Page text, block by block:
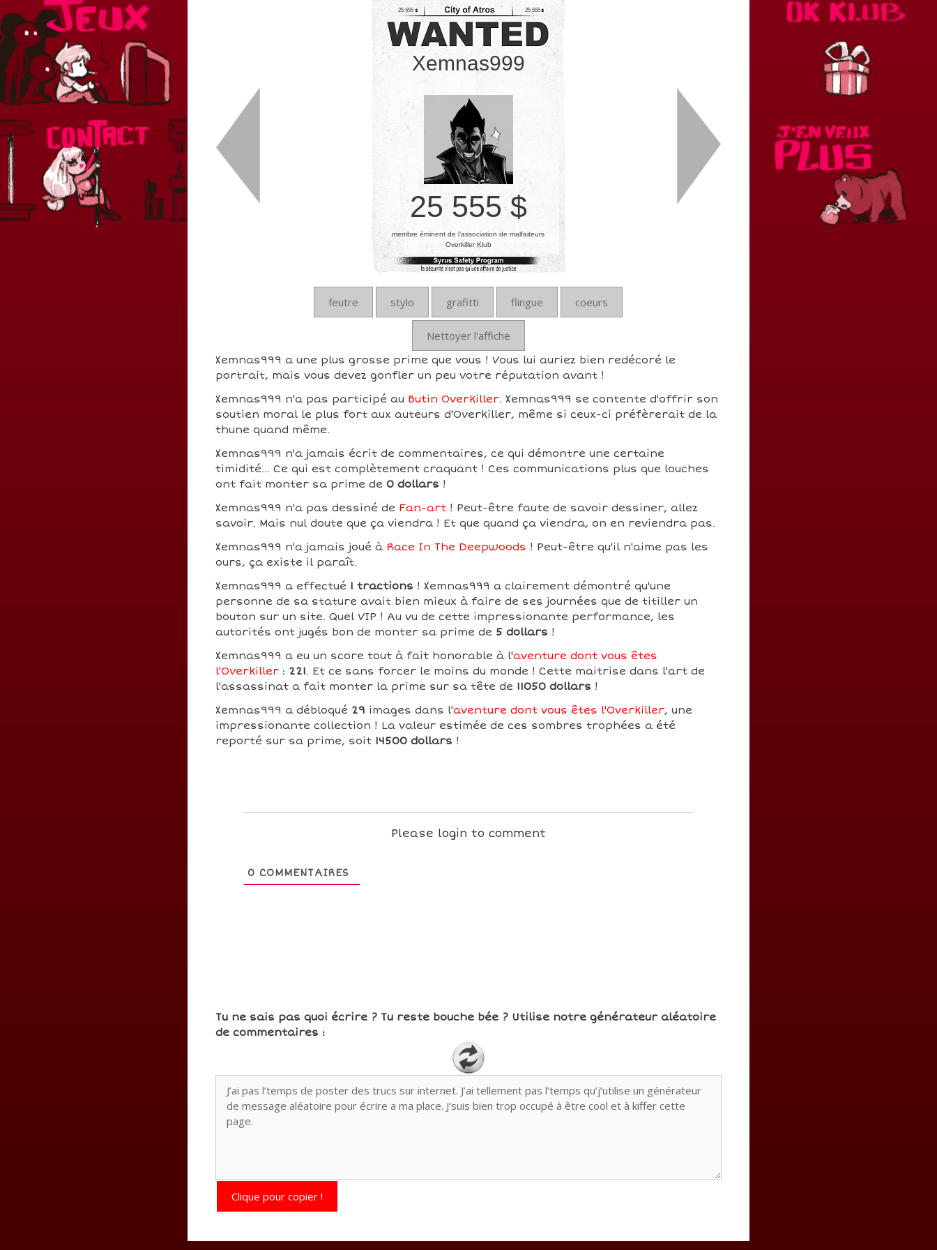
25 555
Xemnas999
25 555
25 555 $
membre éminent de l’association de malfaiteurs
Overkiller Klub
feutre stylo grafitti flingue coeurs
Nettoyer l'affiche
Xemnas999 a une plus grosse prime que vous ! Vous lui auriez bien redécoré le
portrait, mais vous devez gonfler un peu votre réputation avant !
Xemnas999 n'a pas participé au Butin Overkiller. Xemnas999 se contente d'offrir son
soutien moral le plus fort aux auteurs d'Overkiller, même si ceux-ci préfèrerait de la
thune quand même.
Xemnas999 n'a jamais écrit de commentaires, ce qui démontre une certaine
timidité... Ce qui est complètement craquant ! Ces communications plus que louches
ont fait monter sa prime de 0 dollars !
Xemnas999 n'a pas dessiné de Fan-art! Peut-être faute de savoir dessiner, allez
savoir. Mais nul doute que ça viendra ! Et que quand ça viendra, on en reviendra pas.
Xemnas999 n'a jamais joué à Race In The Deepwoods ! Peut-être qu'il n'aime pas les
ours, ça existe il paraît.
Xemnas999 a effectué 1 tractions ! Xemnas999 a clairement démontré qu'une
personne de sa stature avait bien mieux à faire de ses journées que de titiller un
bouton sur un site. Quel VIP ! Au vu de cette impressionante performance, les
autorités ont jugés bon de monter sa prime de 5 dollars !
Xemnas999 a eu un score tout à fait honorable à l'aventure dont vous êtes
l'Overkiller: 221. Et ce sans forcer le moins du monde ! Cette maitrise dans l'art de
l'assassinat a fait monter la prime sur sa tête de 11050 dollars !
Xemnas999 a débloqué 29 images dans l'aventure dont vous êtes l'Overkiller, une
impressionante collection ! La valeur estimée de ces sombres trophées a été
reporté sur sa prime, soit 14500 dollars !
Please login to comment
0 COMMENTAIRES
Tu ne sais pas quoi écrire ? Tu reste bouche bée ? Utilise notre générateur aléatoire
de commentaires :
Clique pour copier !